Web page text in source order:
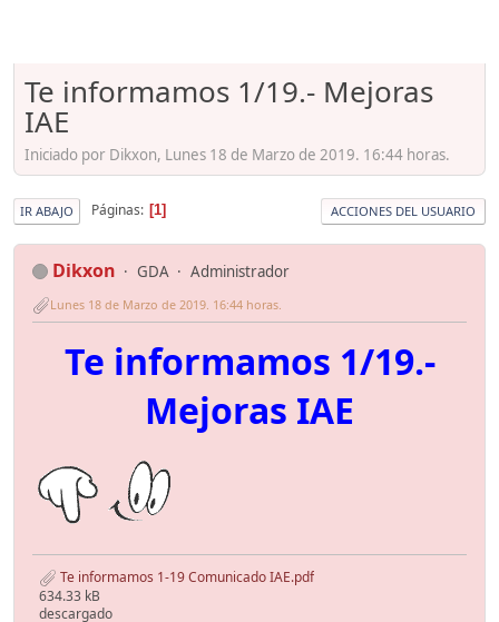
Te informamos 1/19.- Mejoras
IAE
Iniciado por Dikxon, Lunes 18 de Marzo de 2019. 16:44 horas.
IR ABAJO Páginas 1 ACCIONES DEL USUARIO
Dikxon GDA Administrador
Lunes 18 de Marzo de 2019. 16:44 horas.
Te informamos 1/19.-
Mejoras IAE
Te informamos 1-19 Comunicado IAE.pdf
634.33 kB
descargado